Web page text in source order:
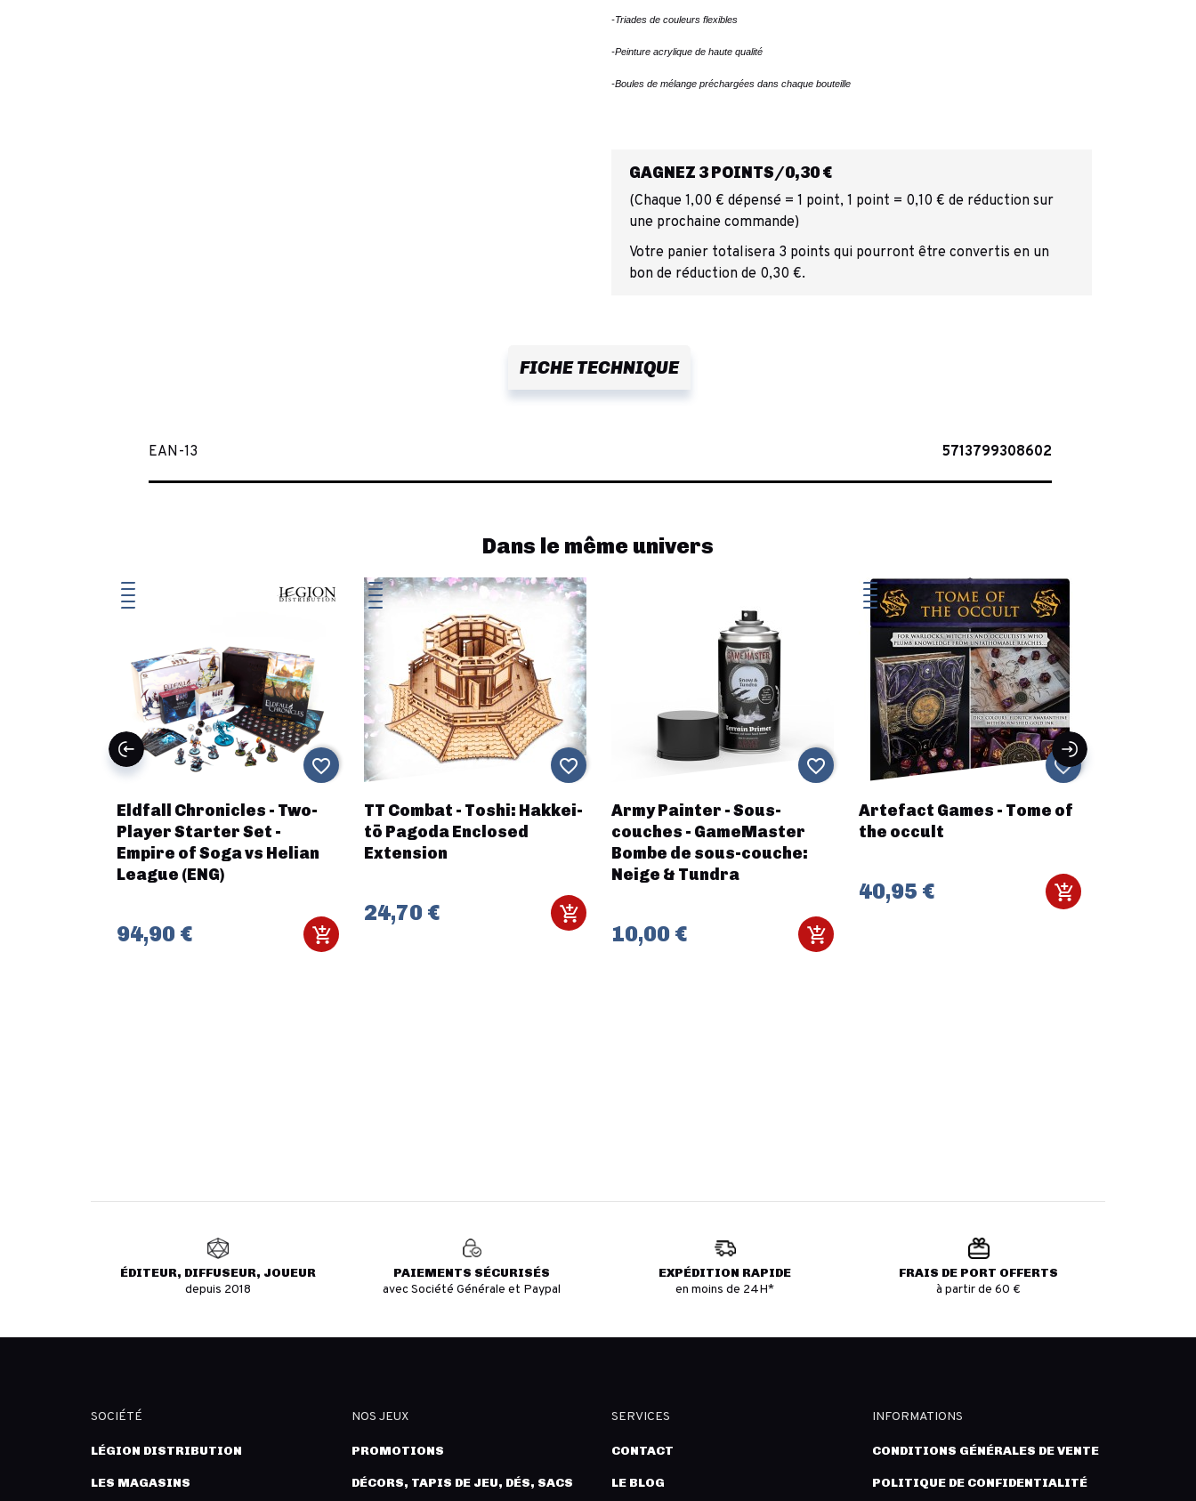
-Triades de couleurs flexibles
-Peinture acrylique de haute qualité
-Boules de mélange préchargées dans chaque bouteille
GAGNEZ 3 POINTS/0,30 €
(Chaque 1,00 € dépensé = 1 point, 1 point = 0,10 € de réduction sur
une prochaine commande)
Votre panier totalisera 3 points qui pourront être convertis en un
bon de réduction de 0,30 €.
FICHE TECHNIQUE
EAN-13 5713799308602
Dans le même univers
Eldfall Chronicles - Two-
Player Starter Set -
Empire of Soga vs Helian
League (ENG)
94,90 €
favorite_border
TT Combat - Toshi: Hakkei-
tō Pagoda Enclosed
Extension
24,70 €
favorite_border
Army Painter - Sous-
couches - GameMaster
Bombe de sous-couche:
Neige & Tundra
10,00 €
favorite_border
Artefact Games - Tome of
the occult
40,95 €
favorite_border
ÉDITEUR, DIFFUSEUR, JOUEUR
depuis 2018
PAIEMENTS SÉCURISÉS
avec Société Générale et Paypal
EXPÉDITION RAPIDE
en moins de 24H*
FRAIS DE PORT OFFERTS
à partir de 60 €
SOCIÉTÉ
LÉGION DISTRIBUTION
LES MAGASINS
NOS JEUX
PROMOTIONS
DÉCORS, TAPIS DE JEU, DÉS, SACS
SERVICES
CONTACT
LE BLOG
INFORMATIONS
CONDITIONS GÉNÉRALES DE VENTE
POLITIQUE DE CONFIDENTIALITÉ